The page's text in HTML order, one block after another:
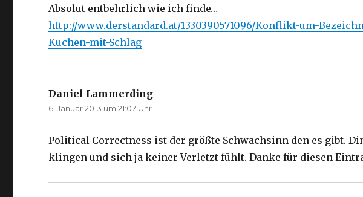
Absolut entbehrlich wie ich finde…
http://www.derstandard.at/1330390571096/Konflikt-um-
Kuchen-mit-Schlag
Daniel Lammerding
6. Januar 2013 um 21:07 Uhr
Political Correctness ist der größte Schwachsinn den es gibt.
klingen und sich ja keiner Verletzt fühlt. Danke für diesen